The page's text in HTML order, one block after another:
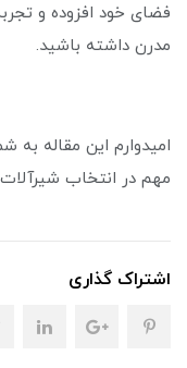
فضای خود افزوده و
مدرن داشته باشید.
امیدوارم این مقاله به
مهم در انتخاب
اشتراک گذاری